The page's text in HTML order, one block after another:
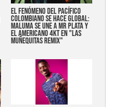
EL FENÓMENO DEL PACÍFICO
COLOMBIANO SE HACE GLOBAL:
MALUMA SE UNE A MR PLATA Y
EL AMERICANO 4KT EN "LAS
MUÑEQUITAS REMIX"